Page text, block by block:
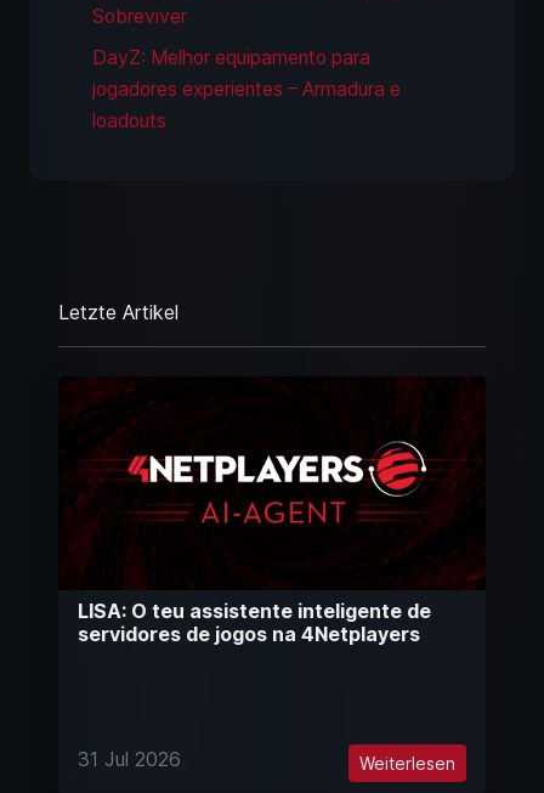
Sobreviver
DayZ: Melhor equipamento para
jogadores experientes – Armadura e
loadouts
Letzte Artikel
LISA: O teu assistente inteligente de
servidores de jogos na 4Netplayers
31 Jul 2026 Weiterlesen